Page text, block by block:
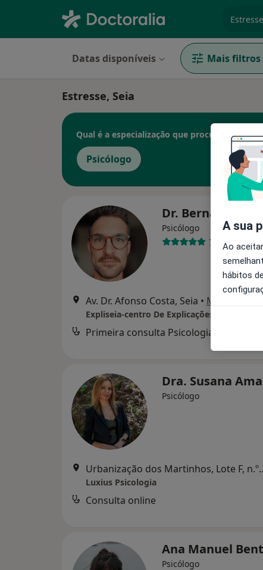
Datas disponíveis Mais filtros
Estresse, Seia
Qual é a especialização que procura?
Psicólogo
Dr. Bernardo
Psicólogo
7 opiniões
Av. Dr. Afonso Costa, Seia • Mapa
Expliseia-centro De Explicações Lda
Primeira consulta Psicologia
Dra. Susana
Psicólogo
Urbanização
Luxius Psicologia
Consulta online
Ana Manuel
Psicólogo
A sua
Ao
hábitos